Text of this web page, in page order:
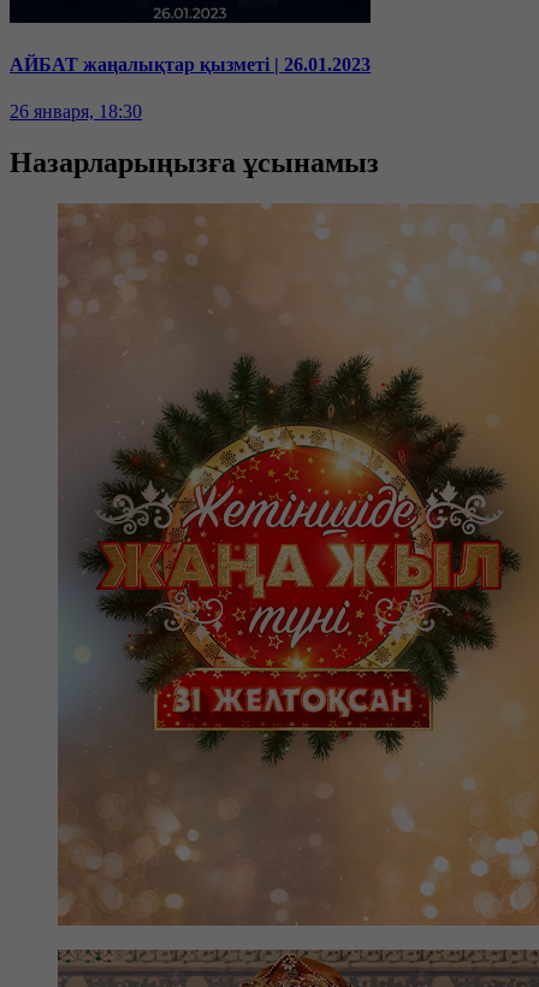
АЙБАТ жаңалықтар қызметі | 26.01.2023
26 января, 18:30
Назарларыңызға ұсынамыз